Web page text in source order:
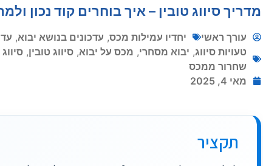
מדריך סיווג טובין – איך בוחרים קוד נכון
עורך ראשי יחדיו עמילות מכס, עדכונים בנושא יבוא,
טעויות סיווג, יבוא מסחרי, מכס על יבוא, סיווג טובין,
שחרור ממכס
מאי 4, 2025
תקציר